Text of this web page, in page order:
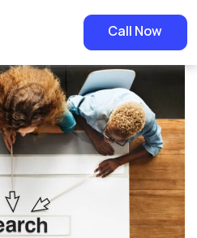
Call Now
تحسين ظهور صفحات موقعك في قوقل: